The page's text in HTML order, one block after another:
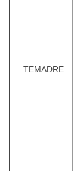
TEMADRE